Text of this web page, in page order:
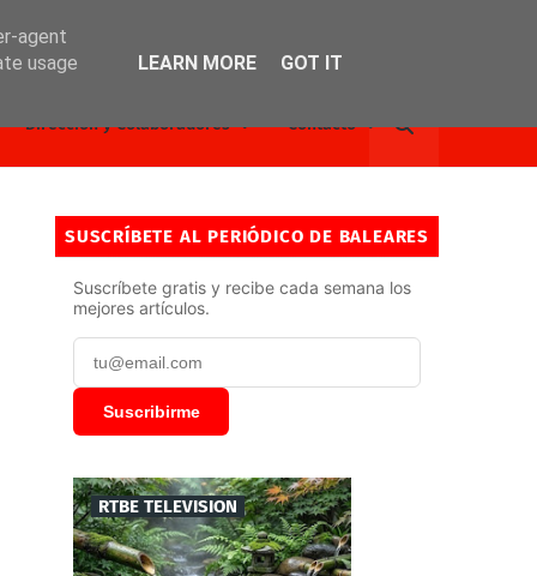
Dirección y Colaboradores Contacto
SUSCRÍBETE AL PERIÓDICO DE BALEARES
Suscríbete gratis y recibe cada semana los
mejores artículos.
Suscribirme
RTBE TELEVISION
agent
usage
LEARN MORE GOT IT